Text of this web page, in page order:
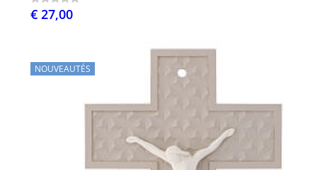
€ 27,00
NOUVEAUTÉS